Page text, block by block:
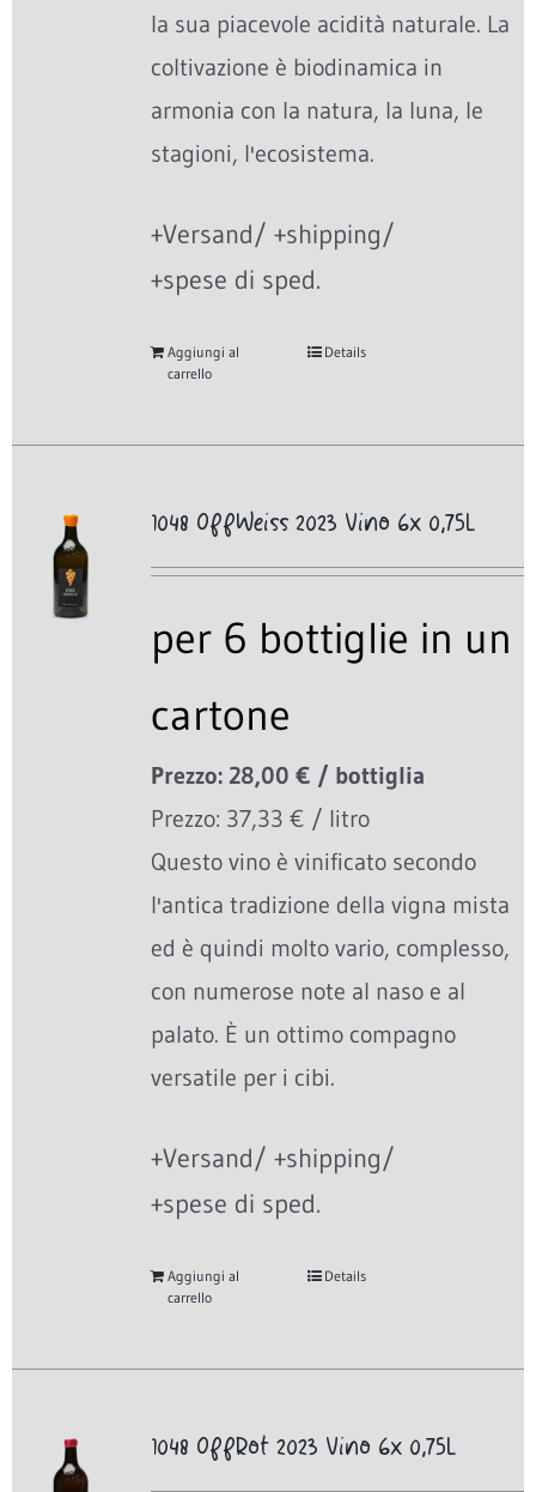
la sua piacevole acidità naturale. La
coltivazione è biodinamica in
armonia con la natura, la luna, le
stagioni, l'ecosistema.
+Versand/ +shipping/
+spese di sped.
Aggiungi al
carrello
Details
1048 OffWeiss 2023 Vino 6x 0,75L
per 6 bottiglie in un
cartone
Prezzo: 28,00 € / bottiglia
Prezzo: 37,33 € / litro
Questo vino è vinificato secondo
l'antica tradizione della vigna mista
ed è quindi molto vario, complesso,
con numerose note al naso e al
palato. È un ottimo compagno
versatile per i cibi.
+Versand/ +shipping/
+spese di sped.
Aggiungi al
carrello
Details
1048 OffRot 2023 Vino 6x 0,75L